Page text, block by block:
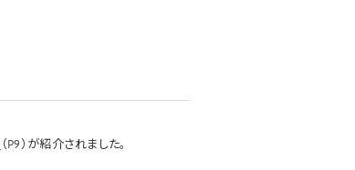
（P9）が紹介されました。